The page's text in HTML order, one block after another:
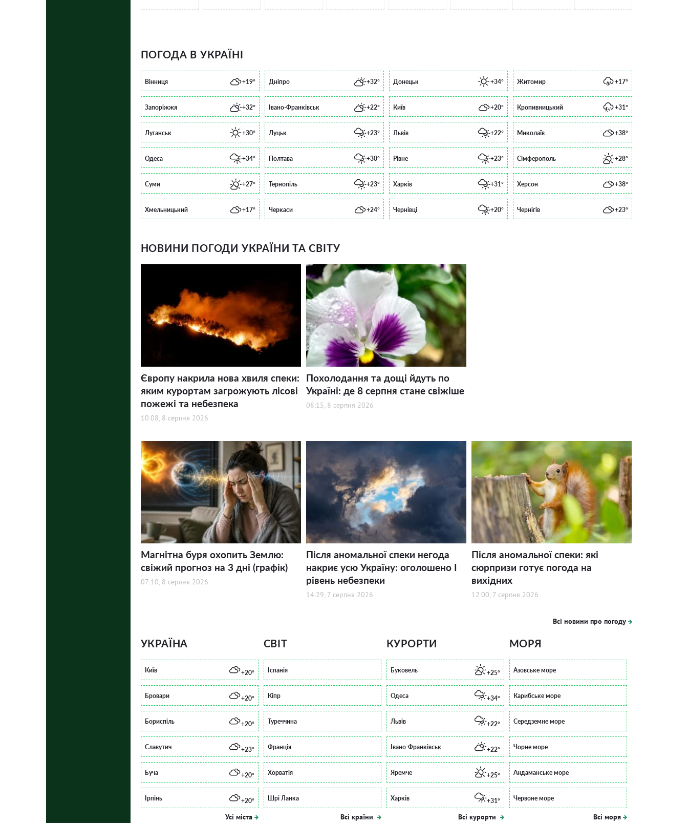
ПОГОДА В УКРАЇНІ
Вінниця +19° Дніпро +32° Донецьк +34° Житомир +17°
Запоріжжя +32° Івано-Франківськ +22° Київ +20° Кропивницький +31°
Луганськ +30° Луцьк +23° Львів +22° Миколаїв +38°
Одеса +34° Полтава +30° Рівне +23° Сімферополь +28°
Суми +27° Тернопіль +23° Харків +31° Херсон +38°
Хмельницький +17° Черкаси +24° Чернівці +20° Чернігів +23°
НОВИНИ ПОГОДИ УКРАЇНИ ТА СВІТУ
Європу накрила нова хвиля спеки:
яким курортам загрожують лісові
пожежі та небезпека
10:08, 8 серпня 2026
Похолодання та дощі йдуть по
Україні: де 8 серпня стане свіжіше
08:15, 8 серпня 2026
Магнітна буря охопить Землю:
свіжий прогноз на 3 дні (графік)
07:10, 8 серпня 2026
Після аномальної спеки негода
накриє усю Україну: оголошено І
рівень небезпеки
14:29, 7 серпня 2026
Після аномальної спеки: які
сюрпризи готує погода на
вихідних
12:00, 7 серпня 2026
Всі новини про погоду
УКРАЇНА
Київ +20°
Бровари +20°
Бориспіль +20°
Славутич +23°
Буча +20°
Ірпінь +20°
Усі міста
СВІТ
Іспанія
Кіпр
Туреччина
Франція
Хорватія
Шрі Ланка
Всі країни
КУРОРТИ
Буковель +25°
Одеса +34°
Львів +22°
Івано-Франківськ +22°
Яремче +25°
Харків +31°
Всі курорти
МОРЯ
Азовське море
Карибське море
Середземне море
Чорне море
Андаманське море
Червоне море
Всі моря